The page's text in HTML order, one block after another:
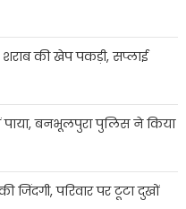
की खेप पकड़ी, सप्लाई
बनभूलपुरा पुलिस ने किया
जिंदगी, परिवार पर टूटा दुखों